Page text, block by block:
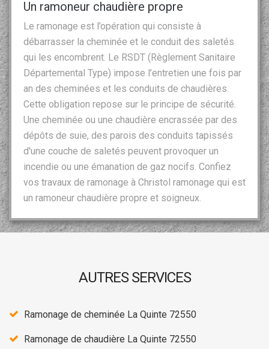
Un ramoneur chaudière propre
Le ramonage est l’opération qui consiste à
débarrasser la cheminée et le conduit des saletés
qui les encombrent. Le RSDT (Règlement Sanitaire
Départemental Type) impose l’entretien une fois par
an des cheminées et les conduits de chaudières.
Cette obligation repose sur le principe de sécurité.
Une cheminée ou une chaudière encrassée par des
dépôts de suie, des parois des conduits tapissés
d'une couche de saletés peuvent provoquer un
incendie ou une émanation de gaz nocifs. Confiez
vos travaux de ramonage à Christol ramonage qui est
un ramoneur chaudière propre et soigneux.
AUTRES SERVICES
Ramonage de cheminée La Quinte 72550
Ramonage de chaudière La Quinte 72550